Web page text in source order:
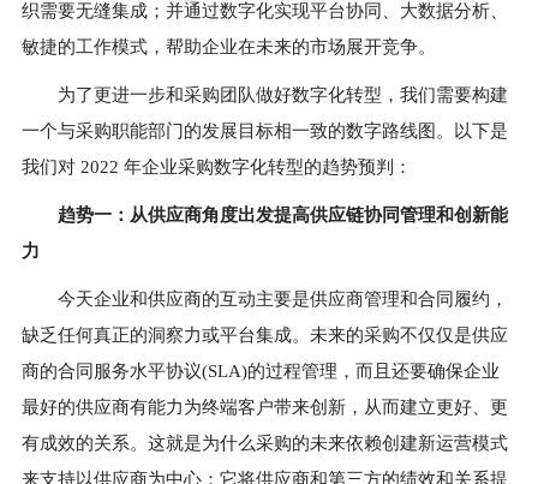
织需要无缝集成；并通过数字化实现平台协同、大数据分析、
敏捷的工作模式，帮助企业在未来的市场展开竞争。
为了更进一步和采购团队做好数字化转型，我们需要构建
一个与采购职能部门的发展目标相一致的数字路线图。以下是
我们对 2022 年企业采购数字化转型的趋势预判：
趋势一： 从供应商角度出发提高供应链协同管理和创新能
力
今天企业和供应商的互动主要是供应商管理和合同履约，
缺乏任何真正的洞察力或平台集成。未来的采购不仅仅是供应
商的合同服务水平协议(SLA)的过程管理，而且还要确保企业
最好的供应商有能力为终端客户带来创新，从而建立更好、更
有成效的关系。这就是为什么采购的未来依赖创建新运营模式
来支持以供应商为中心；它将供应商和第三方的绩效和关系提